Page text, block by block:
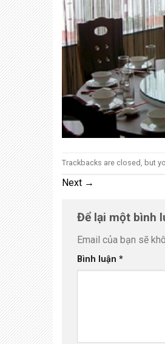
Trackbacks are closed, but
Next →
Để lại một bình
Email của bạn sẽ
Bình luận *